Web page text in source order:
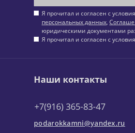
Я прочитал и согласен с
персональных данных,
юридическими документами
Я прочитал и согласен с
Наши контакты
+7(916) 365-83-47
podarokkamni@yandex.ru